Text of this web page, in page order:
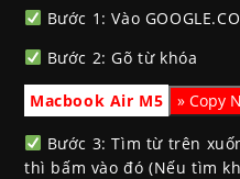
Bước 1: Vào
Bước 2: Gõ từ khóa
Macbook Air M5
Bước 3: Tìm từ trên
thì bấm vào đó (Nếu tìm